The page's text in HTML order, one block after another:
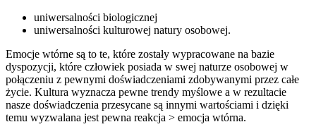
uniwersalności biologicznej
uniwersalności kulturowej natury osobowej.
Emocje wtórne są to te, które zostały wypracowane na bazie
dyspozycji, które człowiek posiada w swej naturze osobowej w
połączeniu z pewnymi doświadczeniami zdobywanymi przez całe
życie. Kultura wyznacza pewne trendy myślowe a w rezultacie
nasze doświadczenia przesycane są innymi wartościami i dzięki
temu wyzwalana jest pewna reakcja > emocja wtórna.